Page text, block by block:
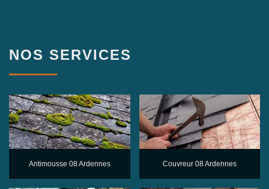
NOS SERVICES
Antimousse 08 Ardennes Couvreur 08 Ardennes